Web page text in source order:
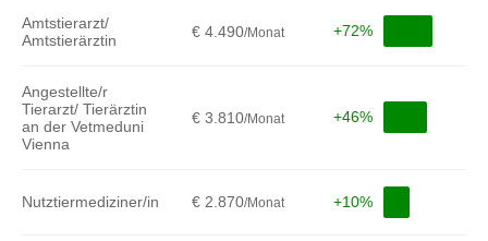
Amtstierarzt/
Amtstierärztin
€ 4.490/Monat +72%
Angestellte/r
Tierarzt/ Tierärztin
an der Vetmeduni
Vienna
€ 3.810/Monat +46%
Nutztiermediziner/in € 2.870/Monat +10%